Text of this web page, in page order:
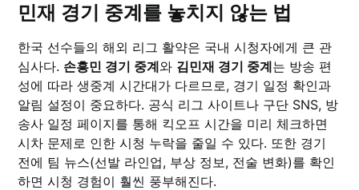
민재 경기 중계 를 놓치지 않는 법
한국 선수들의 해외 리그 활약은 국내 시청자에게 큰 관
심사다. 손흥민 경기 중계와 김민재 경기 중계는 방송 편
성에 따라 생중계 시간대가 다르므로, 경기 일정 확인과
알림 설정이 중요하다. 공식 리그 사이트나 구단 SNS, 방
송사 일정 페이지를 통해 킥오프 시간을 미리 체크하면
시차 문제로 인한 시청 누락을 줄일 수 있다. 또한 경기
전에 팀 뉴스(선발 라인업, 부상 정보, 전술 변화)를 확인
하면 시청 경험이 훨씬 풍부해진다.